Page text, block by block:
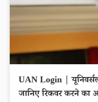
UAN Login |
जानिए रिकवर करने का